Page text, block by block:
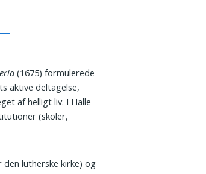
(1675) formulerede
aktive deltagelse,
af helligt liv. I Halle
(skoler,
lutherske kirke) og